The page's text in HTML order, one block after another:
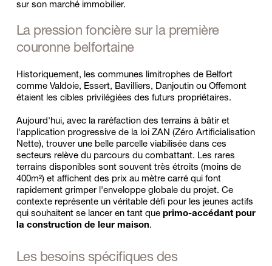
sur son marché immobilier.
La pression foncière sur la première
couronne belfortaine
Historiquement, les communes limitrophes de Belfort
comme Valdoie, Essert, Bavilliers, Danjoutin ou Offemont
étaient les cibles privilégiées des futurs propriétaires.
Aujourd'hui, avec la raréfaction des terrains à bâtir et
l'application progressive de la loi ZAN (Zéro Artificialisation
Nette), trouver une belle parcelle viabilisée dans ces
secteurs relève du parcours du combattant. Les rares
terrains disponibles sont souvent très étroits (moins de
400m²) et affichent des prix au mètre carré qui font
rapidement grimper l'enveloppe globale du projet. Ce
contexte représente un véritable défi pour les jeunes actifs
qui souhaitent se lancer en tant que primo-accédant pour
la construction de leur maison.
Les besoins spécifiques des